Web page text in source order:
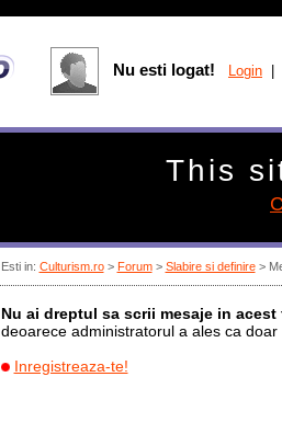
Esti in: Culturism.ro> Forum> Slabire si definire>
Nu ai dreptul sa scrii mesaje in acest
deoarece administratorul a ales ca
Inregistreaza-te!
Nu esti logat! Login
This